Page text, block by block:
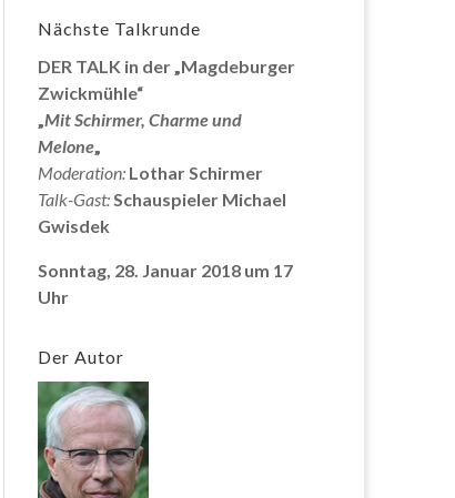
Nächste Talkrunde
DER TALK in der „Magdeburger
Zwickmühle“
„Mit Schirmer, Charme und
Melone„
Moderation: Lothar Schirmer
Talk-Gast:Schauspieler Michael
Gwisdek
Sonntag, 28. Januar 2018 um 17
Uhr
Der Autor